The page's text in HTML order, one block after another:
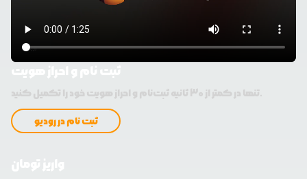
تنها در کمتر از 30 ثانیه ثبت‌نام و احراز هویت خود را تکمیل کنید.
ثبت نام در رودیو